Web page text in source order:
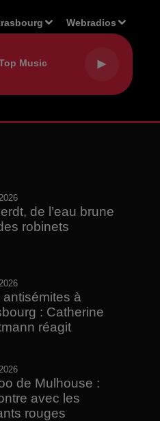
Webradios
de l’eau brune
robinets
antisémites à
: Catherine
réagit
de Mulhouse :
avec les
rouges